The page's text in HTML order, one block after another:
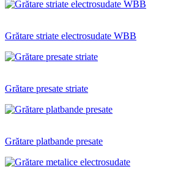
Grătare striate electrosudate WBB
Grătare presate striate
Grătare platbande presate